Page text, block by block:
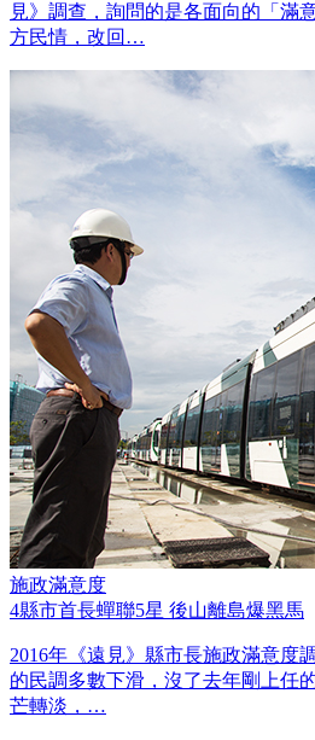
見》調查，詢問的是各面向的「滿
方民情，改回…
施政滿意度
4縣市首長蟬聯5星 後山離島爆黑馬
2016年《遠見》縣市長施政滿意度
的民調多數下滑，沒了去年剛上任
芒轉淡，…